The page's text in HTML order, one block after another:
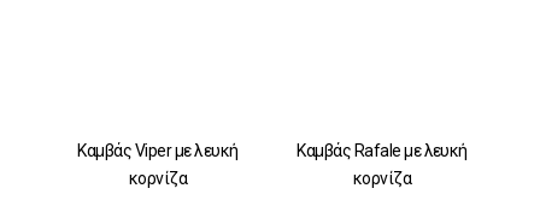
Καμβάς Viper με λευκή
κορνίζα
Καμβάς Rafale με λευκή
κορνίζα